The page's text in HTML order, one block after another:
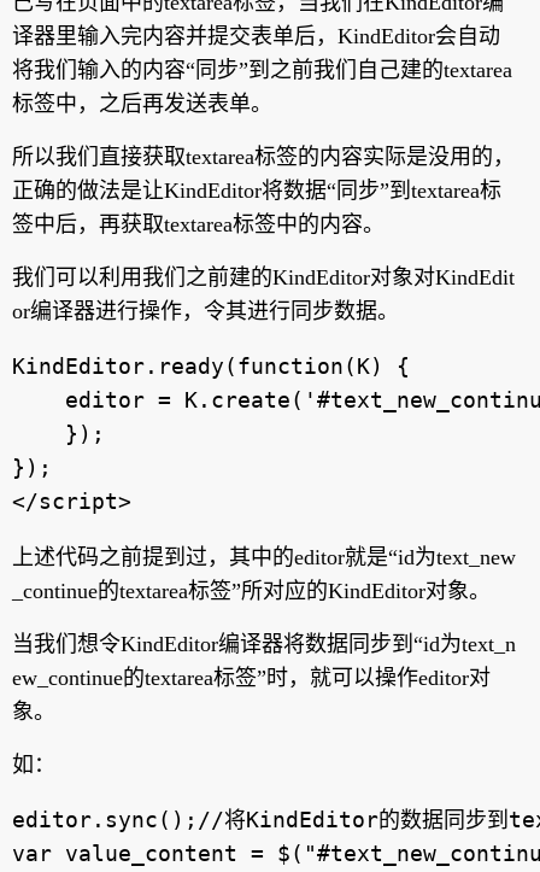
译器里输入完内容并提交表单后，KindEditor会自动
将我们输入的内容“同步”到之前我们自己建的textarea
标签中，之后再发送表单。
所以我们直接获取textarea标签的内容实际是没用的，
正确的做法是让KindEditor将数据“同步”到textarea标
签中后，再获取textarea标签中的内容。
我们可以利用我们之前建的KindEditor对象对KindEdit
or编译器进行操作，令其进行同步数据。
KindEditor.ready(function(K) {
editor =
    });
});
上述代码之前提到过，其中的editor就是“id为text_new
_continue的textarea标签”所对应的KindEditor对象。
当我们想令KindEditor编译器将数据同步到“id为text_n
ew_continue的textarea标签”时，就可以操作editor对
象。
如：
editor.sync();//将KindEditor的数据同步到